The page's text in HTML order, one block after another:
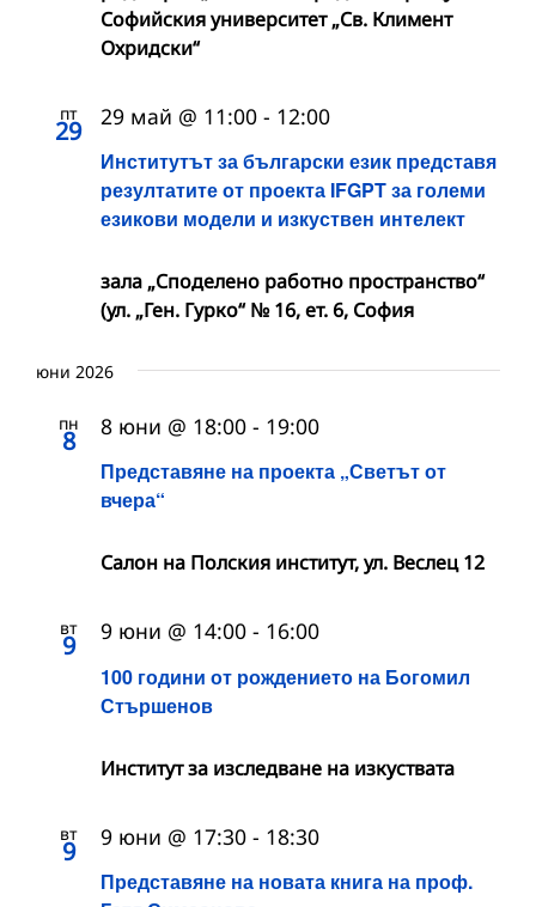
Софийския университет „Св. Климент
Охридски“
пт
29
Институтът за български език представя
резултатите от проекта IFGPT за големи
езикови модели и изкуствен интелект
29 май @ 11:00 - 12:00
зала „Споделено работно пространство“
(ул. „Ген. Гурко“ № 16, ет. 6, София
юни 2026
пн
8
Представяне на проекта „Светът от
вчера“
8 юни @ 18:00 - 19:00
Салон на Полския институт, ул. Веслец 12
вт
9
100 години от рождението на Богомил
Стършенов
9 юни @ 14:00 - 16:00
Институт за изследване на изкуствата
вт
9
Представяне на новата книга на проф.
9 юни @ 17:30 - 18:30